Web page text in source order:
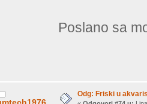
Poslano sa
Odg: Friski u